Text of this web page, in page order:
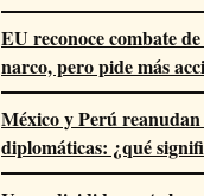
EU reconoce combate
narco, pero pide más
México y Perú reanudan
diplomáticas: ¿qué